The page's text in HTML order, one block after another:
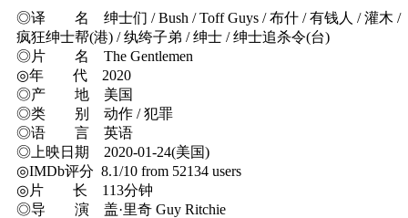
◎译 名 绅士们 / Bush / Toff Guys / 布什 / 有钱人 / 灌木 /
疯狂绅士帮(港) / 纨绔子弟 / 绅士 / 绅士追杀令(台)
◎片 名 The Gentlemen
◎年 代 2020
◎产 地 美国
◎类 别 动作 / 犯罪
◎语 言 英语
◎上映日期 2020-01-24(美国)
◎IMDb评分 8.1/10 from 52134 users
◎片 长 113分钟
◎导 演 盖·里奇 Guy Ritchie